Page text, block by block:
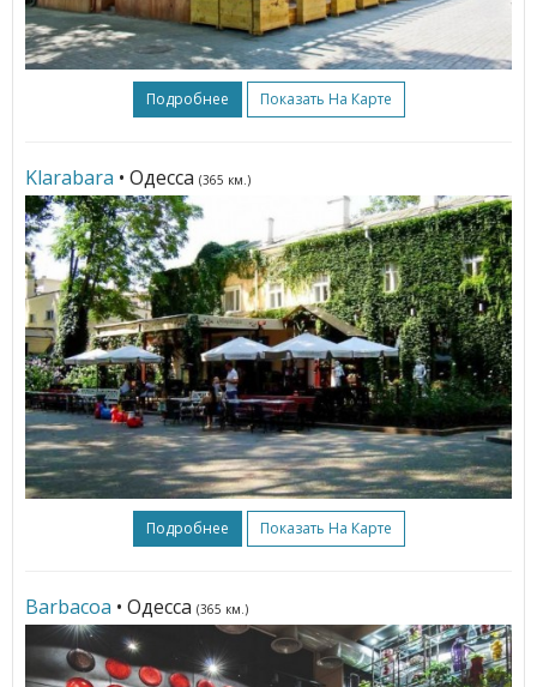
Подробнее Показать На Карте
Klarabara • Одесса (365 км.)
Подробнее Показать На Карте
Barbacoa • Одесса (365 км.)